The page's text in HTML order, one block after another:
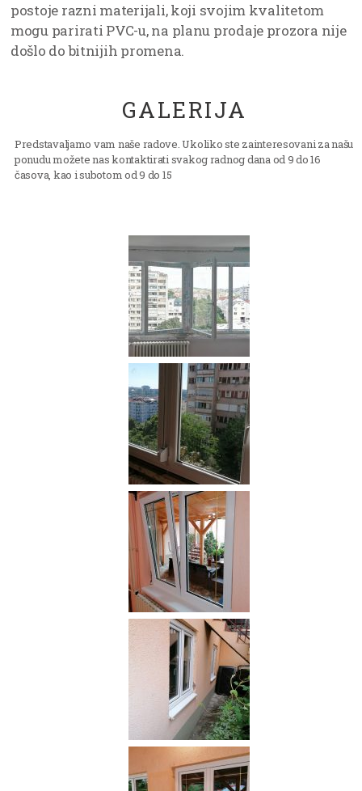
postoje razni materijali, koji svojim kvalitetom
mogu parirati PVC-u, na planu prodaje prozora nije
došlo do bitnijih promena.
GALERIJA
Predstavaljamo vam naše radove. Ukoliko ste zainteresovani za našu
ponudu možete nas kontaktirati svakog radnog dana od 9 do 16
časova, kao i subotom od 9 do 15